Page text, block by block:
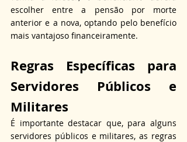
escolher entre a pensão por morte
anterior e a nova, optando pelo benefício
mais vantajoso financeiramente.
Regras Específicas para
Servidores Públicos e
Militares
É importante destacar que, para alguns
servidores públicos e militares, as regras